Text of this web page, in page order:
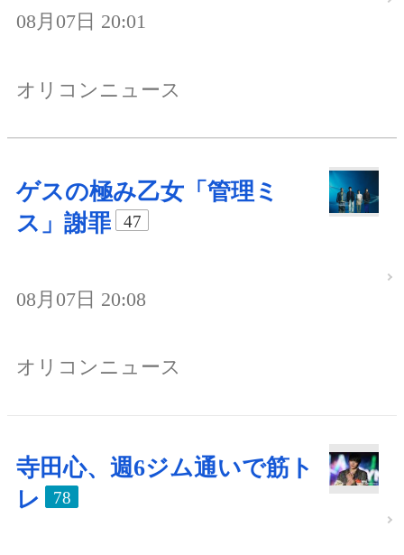
08月07日 20:01
オリコンニュース
ゲスの極み乙女「管理ミ
ス」謝罪
47
08月07日 20:08
オリコンニュース
寺田心、週6ジム通いで筋ト
レ
78